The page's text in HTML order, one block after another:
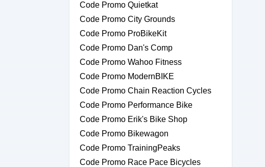
Code Promo Quietkat
Code Promo City Grounds
Code Promo ProBikeKit
Code Promo Dan's Comp
Code Promo Wahoo Fitness
Code Promo ModernBIKE
Code Promo Chain Reaction Cycles
Code Promo Performance Bike
Code Promo Erik's Bike Shop
Code Promo Bikewagon
Code Promo TrainingPeaks
Code Promo Race Pace Bicycles